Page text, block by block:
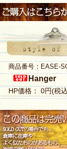
商品番号：EASE-
Hanger
HP価格： 0円(税